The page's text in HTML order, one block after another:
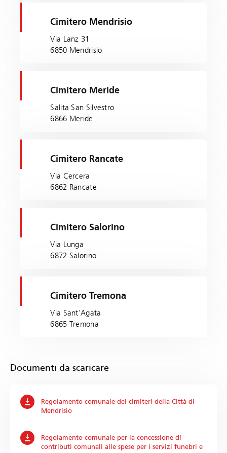
Cimitero Mendrisio
Via Lanz 31
6850 Mendrisio
Cimitero Meride
Salita San Silvestro
6866 Meride
Cimitero Rancate
Via Cercera
6862 Rancate
Cimitero Salorino
Via Lunga
6872 Salorino
Cimitero Tremona
Via Sant'Agata
6865 Tremona
Documenti da scaricare
Regolamento comunale dei cimiteri della Città di
Mendrisio
Regolamento comunale per la concessione di
contributi comunali alle spese per i servizi funebri e